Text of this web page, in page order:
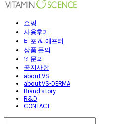
쇼핑
사용후기
비포 & 애프터
상품 문의
1:1 문의
공지사항
about VS
about VS-DERMA
Brand story
R&D
CONTACT